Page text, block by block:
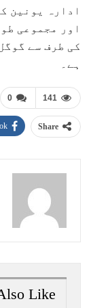
ادارہ یونین
اور مجموعی
کی طرف سے
ہے۔
0 141
Share
Like